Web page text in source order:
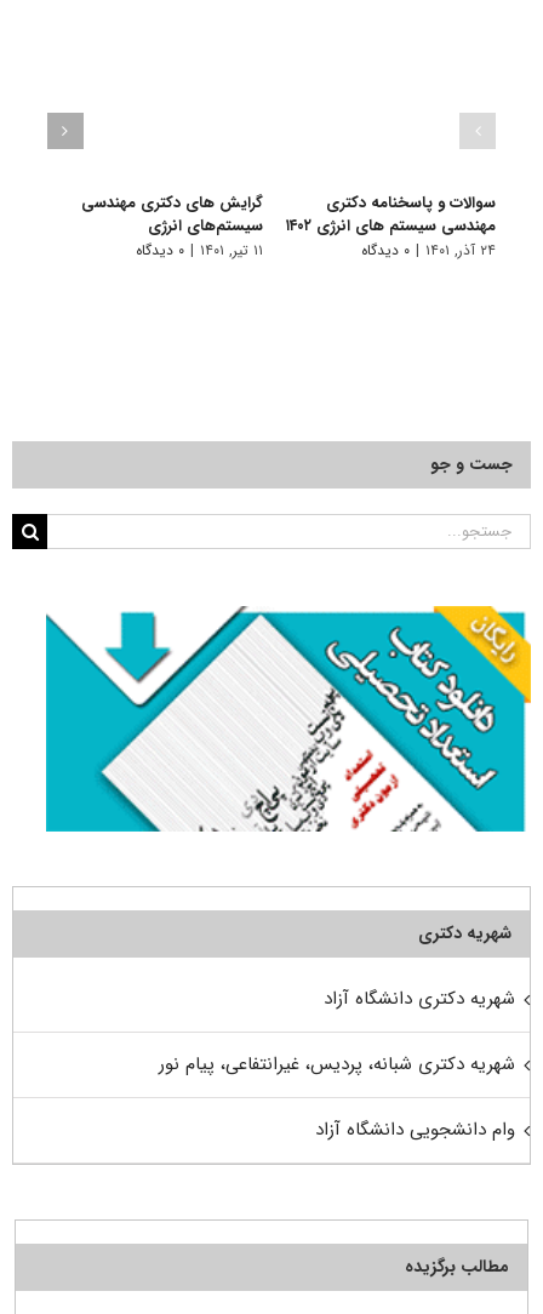
سوالات و پاسخنامه دکتری
مهندسی سیستم های انرژی ۱۴۰۲
۲۴ آذر, ۱۴۰۱ | ۰ دیدگاه
گرایش های دکتری مهندسی
سیستم‌های انرژی
۱۱ تیر, ۱۴۰۱ | ۰ دیدگاه
جست و جو
جستجو
شهریه دکتری
شهریه دکتری دانشگاه آزاد
شهریه دکتری شبانه، پردیس، غیرانتفاعی، پیام نور
وام دانشجویی دانشگاه آزاد
مطالب برگزیده